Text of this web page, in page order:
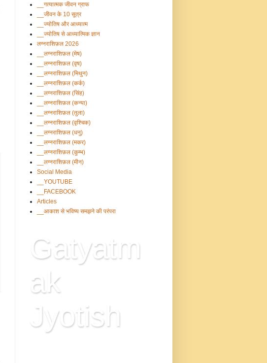
__गत्यात्मक जीवन ग्राफ
__जीवन के 10 सूत्र
__ज्योतिष और आध्यात्म
__ज्योतिष से आध्यात्मिक ज्ञान
लग्नराशिफ़ल 2026
__लग्नराशिफ़ल (मेष)
__लग्नराशिफ़ल (वृष)
__लग्नराशिफ़ल (मिथुन)
__लग्नराशिफ़ल (कर्क)
__लग्नराशिफ़ल (सिंह)
__लग्नराशिफ़ल (कन्या)
__लग्नराशिफ़ल (तुला)
__लग्नराशिफ़ल (वृश्चिक)
__लग्नराशिफ़ल (धनु)
__लग्नराशिफ़ल (मकर)
__लग्नराशिफ़ल (कुम्भ)
__लग्नराशिफ़ल (मीन)
Social Media
__YOUTUBE
__FACEBOOK
Articles
__आकाश से भविष्य समझने की परंपरा
Gatyatm
ak
Jyotish